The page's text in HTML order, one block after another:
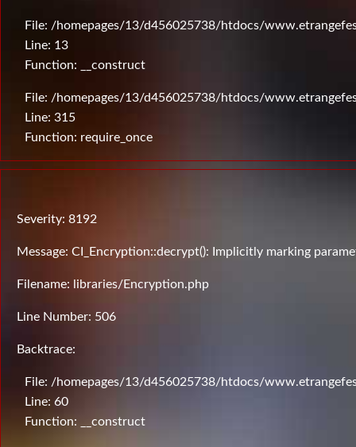
File: /homepages/13/d456025738/htdocs/
Line: 13
Function: __construct
File: /homepages/13/d456025738/htdocs/
Line: 315
Function: require_once
Severity: 8192
Message: CI_Encryption::decrypt(): Implicitly marking
Filename: libraries/Encryption.php
Line Number: 506
Backtrace:
File: /homepages/13/d456025738/htdocs/
Line: 60
Function: __construct